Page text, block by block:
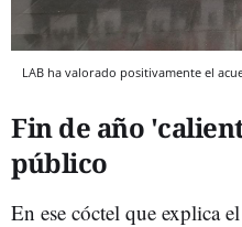
LAB ha valorado positivamente el
Fin de año
público
En ese cóctel que explica